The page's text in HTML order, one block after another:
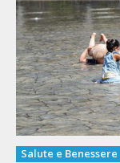
Salute e Benessere